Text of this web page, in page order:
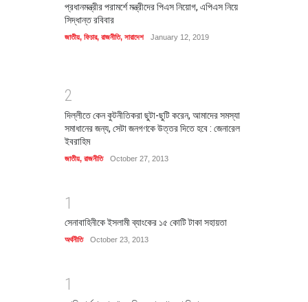
প্রধানমন্ত্রীর পরামর্শে মন্ত্রীদের পিএস নিয়োগ, এপিএস নিয়ে
সিদ্ধান্ত রবিবার
জাতীয়, ফিচার, রাজনীতি, সারাদেশ January 12, 2019
2
দিল্লীতে কেন কুটনীতিকরা ছুটা-ছুটি করেন, আমাদের সমস্যা
সমাধানের জন্য, সেটা জনগণকে উত্তর দিতে হবে : জেনারেল
ইবরাহিম
জাতীয়, রাজনীতি October 27, 2013
1
সেনাবাহিনীকে ইসলামী ব্যাংকের ১৫ কোটি টাকা সহায়তা
অর্থনীতি October 23, 2013
1